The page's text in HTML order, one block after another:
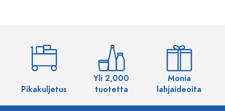
Pikakuljetus
Yli 2,000
tuotetta
Monia
lahjaideoita